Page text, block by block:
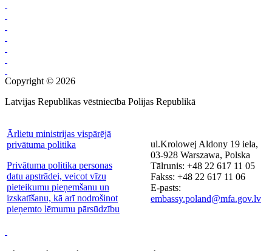
Copyright © 2026
Latvijas Republikas vēstniecība Polijas Republikā
Ārlietu ministrijas vispārējā
privātuma politika
Privātuma politika personas
datu apstrādei, veicot vīzu
pieteikumu pieņemšanu un
izskatīšanu, kā arī nodrošinot
pieņemto lēmumu pārsūdzību
ul.Krolowej Aldony 19 iela,
03-928 Warszawa, Polska
Tālrunis: +48 22 617 11 05
Fakss: +48 22 617 11 06
E-pasts:
embassy.poland@mfa.gov.lv